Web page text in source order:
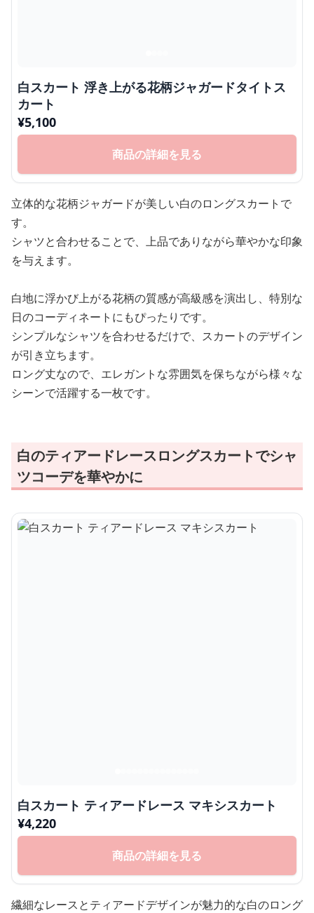
白スカート 浮き上がる花柄ジャガードタイトス
カート
¥5,100
商品の詳細を見る
立体的な花柄ジャガードが美しい白のロングスカートで
す。
シャツと合わせることで、上品でありながら華やかな印象
を与えます。
白地に浮かび上がる花柄の質感が高級感を演出し、特別な
日のコーディネートにもぴったりです。
シンプルなシャツを合わせるだけで、スカートのデザイン
が引き立ちます。
ロング丈なので、エレガントな雰囲気を保ちながら様々な
シーンで活躍する一枚です。
白のティアードレースロングスカートでシャ
ツコーデを華やかに
白スカート ティアードレース マキシスカート
¥4,220
商品の詳細を見る
繊細なレースとティアードデザインが魅力的な白のロング